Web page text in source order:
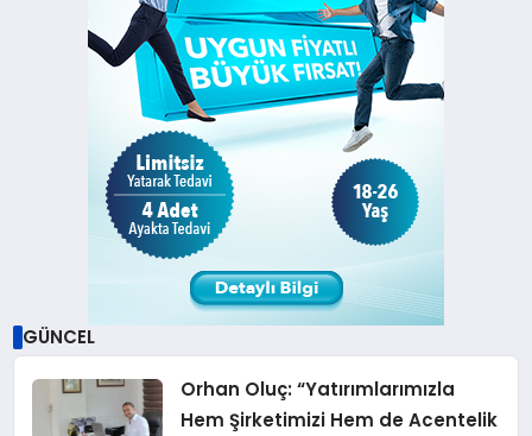
GÜNCEL
Orhan Oluç: “Yatırımlarımızla
Hem Şirketimizi Hem de Acentelik